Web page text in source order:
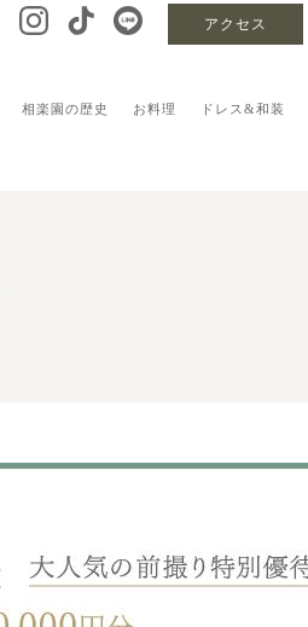
アクセス
相楽園の歴史 お料理 ドレス&和装